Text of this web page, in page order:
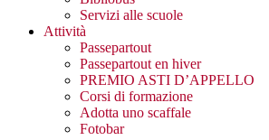
Servizi alle scuole
Attività
Passepartout
Passepartout en hiver
PREMIO ASTI D’APPELLO
Corsi di formazione
Adotta uno scaffale
Fotobar